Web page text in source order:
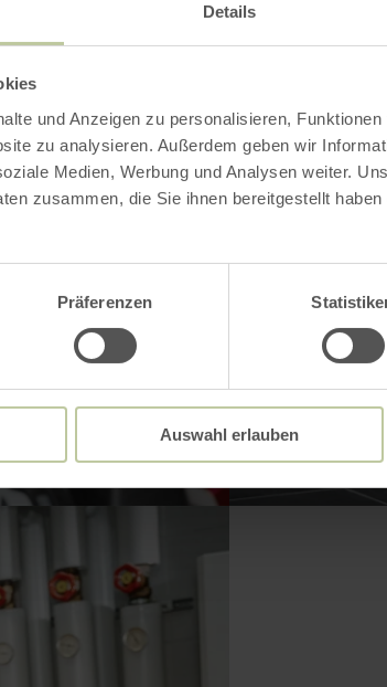
Details
und Anzeigen zu personalisieren,
zu analysieren. Außerdem geben wir
Medien, Werbung und Analysen weiter.
zusammen, die Sie ihnen bereitgestellt
Präferenzen
Auswahl erlauben